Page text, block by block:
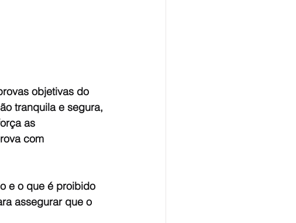
objetivas do
tranquila e segura,
as
com
e o que é proibido
assegurar que o